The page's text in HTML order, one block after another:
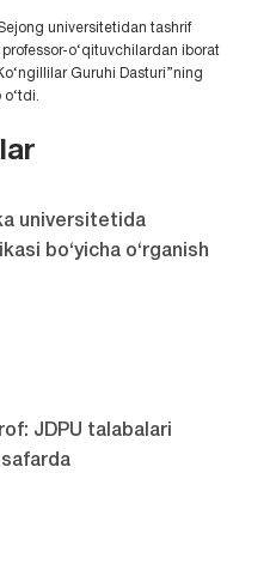
universitetidan tashrif
o‘qituvchilardan iborat
Guruhi Dasturi”ning
universitetida
bo‘yicha o‘rganish
JDPU talabalari
safarda